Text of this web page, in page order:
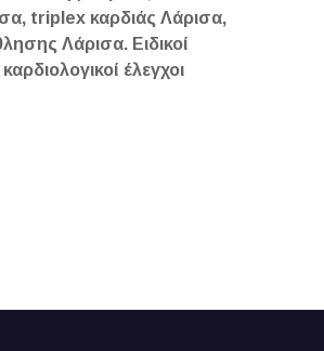
triplex καρδιάς Λάρισα,
Λάρισα. Ειδικοί
έλεγχοι